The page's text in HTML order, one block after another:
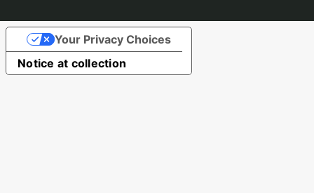
Notice at collection
Your Privacy Choices